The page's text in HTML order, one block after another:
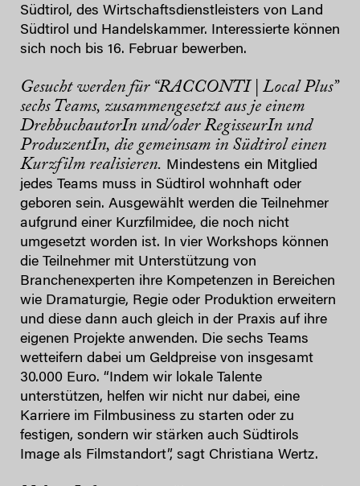
Südtirol, des Wirtschaftsdienstleisters von Land
Südtirol und Handelskammer. Interessierte können
sich noch bis 16. Februar bewerben.
Gesucht werden für “RACCONTI | Local Plus”
sechs Teams, zusammengesetzt aus je einem
DrehbuchautorIn und/oder RegisseurIn und
ProduzentIn, die gemeinsam in Südtirol einen
Kurzfilm realisieren. Mindestens ein Mitglied
jedes Teams muss in Südtirol wohnhaft oder
geboren sein. Ausgewählt werden die Teilnehmer
aufgrund einer Kurzfilmidee, die noch nicht
umgesetzt worden ist. In vier Workshops können
die Teilnehmer mit Unterstützung von
Branchenexperten ihre Kompetenzen in Bereichen
wie Dramaturgie, Regie oder Produktion erweitern
und diese dann auch gleich in der Praxis auf ihre
eigenen Projekte anwenden. Die sechs Teams
wetteifern dabei um Geldpreise von insgesamt
30.000 Euro. “Indem wir lokale Talente
unterstützen, helfen wir nicht nur dabei, eine
Karriere im Filmbusiness zu starten oder zu
festigen, sondern wir stärken auch Südtirols
Image als Filmstandort”, sagt Christiana Wertz.